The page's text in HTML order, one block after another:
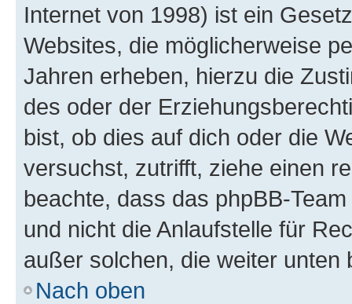
Internet von 1998) ist ein
Websites, die möglicherweise
Jahren erheben, hierzu die
des oder der
bist, ob dies auf dich oder die
versuchst, zutrifft, ziehe einen
beachte, dass das phpBB-
und nicht die Anlaufstelle für
außer solchen, die weiter unten
Nach oben